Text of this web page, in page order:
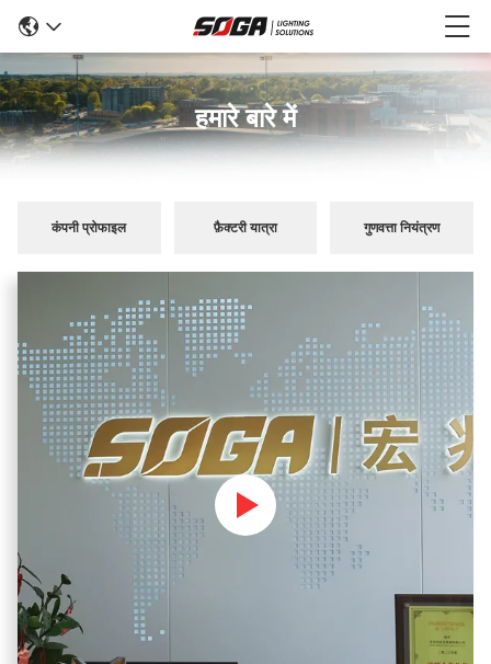
हमारे बारे में
कंपनी प्रोफाइल फ़ैक्टरी यात्रा गुणवत्ता नियंत्रण